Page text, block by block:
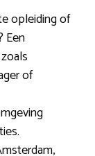
opleiding of
Een
of